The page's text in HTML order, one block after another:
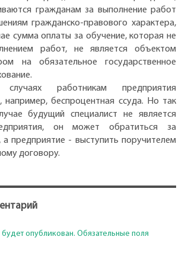
гражданам за выполнение работ
гражданско-правового характера,
сумма оплаты за обучение, которая не
работ, не является объектом
на обязательное государственное
работникам предприятия
например, беспроцентная ссуда. Но так
будущий специалист не является
он может обратиться за
предприятие - выступить поручителем
договору.
опубликован. Обязательные поля